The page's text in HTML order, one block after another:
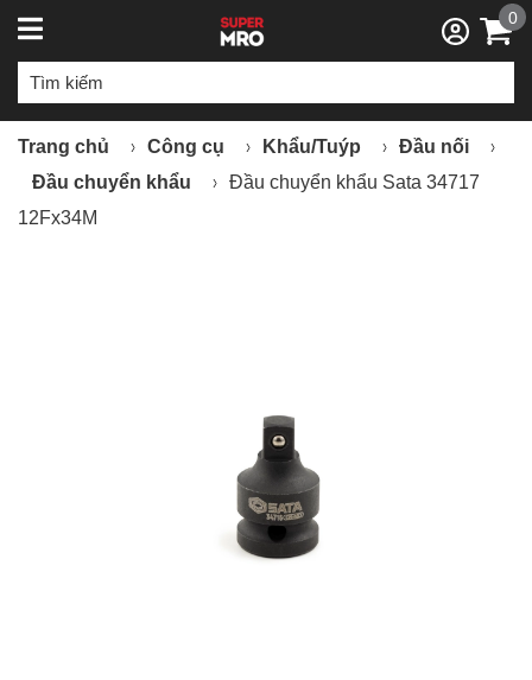
0
Trang chủ Công cụ Khẩu/Tuýp
Đầu nối
Đầu chuyển khẩu
Đầu chuyển khẩu Sata 34717
12Fx34M